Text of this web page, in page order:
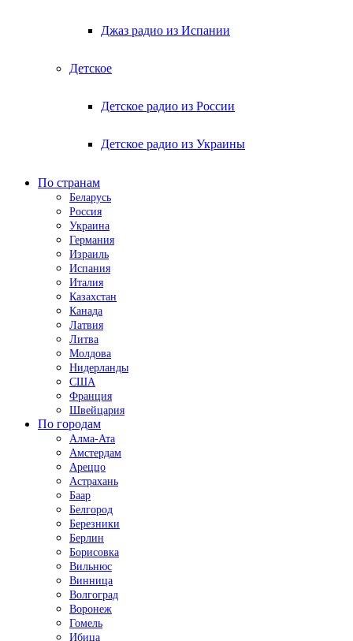
Джаз радио из Испании
Детское
Детское радио из России
Детское радио из Украины
По странам
Беларусь
Россия
Украина
Германия
Израиль
Испания
Италия
Казахстан
Канада
Латвия
Литва
Молдова
Нидерланды
США
Франция
Швейцария
По городам
Алма-Ата
Амстердам
Ареццо
Астрахань
Баар
Белгород
Березники
Берлин
Борисовка
Вильнюс
Винница
Волгоград
Воронеж
Гомель
Ибица